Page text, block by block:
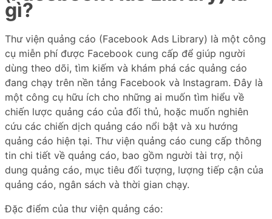
gì?
Thư viện quảng cáo (Facebook Ads Library) là một công
cụ miễn phí được Facebook cung cấp để giúp người
dùng theo dõi, tìm kiếm và khám phá các quảng cáo
đang chạy trên nền tảng Facebook và Instagram. Đây là
một công cụ hữu ích cho những ai muốn tìm hiểu về
chiến lược quảng cáo của đối thủ, hoặc muốn nghiên
cứu các chiến dịch quảng cáo nổi bật và xu hướng
quảng cáo hiện tại. Thư viện quảng cáo cung cấp thông
tin chi tiết về quảng cáo, bao gồm người tài trợ, nội
dung quảng cáo, mục tiêu đối tượng, lượng tiếp cận của
quảng cáo, ngân sách và thời gian chạy.
Đặc điểm của thư viện quảng cáo: